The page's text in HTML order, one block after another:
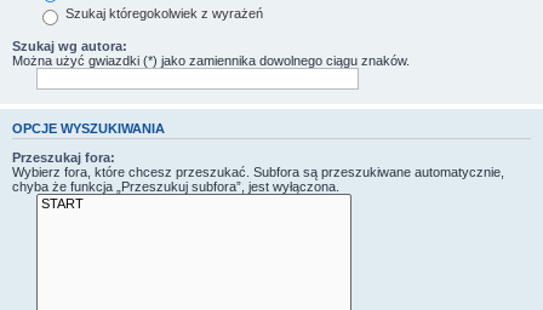
Szukaj któregokolwiek z wyrażeń
Szukaj wg autora:
Można użyć gwiazdki (*) jako zamiennika dowolnego ciągu znaków.
OPCJE WYSZUKIWANIA
Przeszukaj fora:
Wybierz fora, które chcesz przeszukać. Subfora są przeszukiwane automatycznie,
chyba że funkcja „Przeszukuj subfora”, jest wyłączona.